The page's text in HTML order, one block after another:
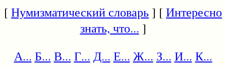
[Нумизматический словарь] [Интересно
знать, что... ]
А... Б... В... Г... Д... Е... Ж... З... И... К...